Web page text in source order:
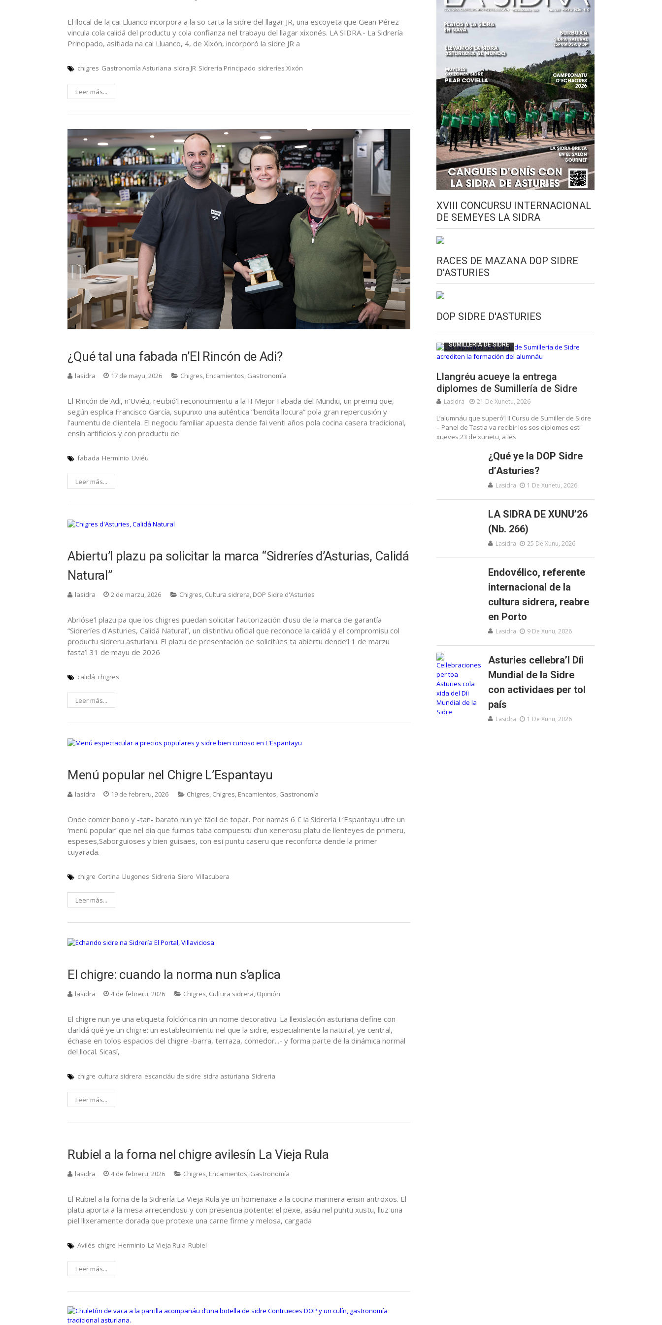
El llocal de la cai Lluanco incorpora a la so carta la sidre del llagar JR, una escoyeta que Gean Pérez
vincula cola calidá del productu y cola confianza nel trabayu del llagar xixonés. LA SIDRA.- La Sidrería
Principado, asitiada na cai Lluanco, 4, de Xixón, incorporó la sidre JR a
chigres Gastronomía Asturiana sidra JR Sidrería Principado sidreríes Xixón
Leer más...
¿Qué tal una fabada n’El Rincón de Adi?
lasidra 17 de mayu, 2026 Chigres, Encamientos, Gastronomía
El Rincón de Adi, n’Uviéu, recibió’l reconocimientu a la II Mejor Fabada del Mundiu, un premiu que,
según esplica Francisco García, supunxo una auténtica “bendita llocura” pola gran repercusión y
l’aumentu de clientela. El negociu familiar apuesta dende fai venti años pola cocina casera tradicional,
ensin artificios y con productu de
fabada Herminio Uviéu
Leer más...
Abiertu’l plazu pa solicitar la marca “Sidreríes d’Asturias, Calidá
Natural”
lasidra 2 de marzu, 2026 Chigres, Cultura sidrera, DOP Sidre d'Asturies
Abrióse’l plazu pa que los chigres puedan solicitar l’autorización d’usu de la marca de garantía
“Sidreríes d'Asturies, Calidá Natural”, un distintivu oficial que reconoce la calidá y el compromisu col
productu sidreru asturianu. El plazu de presentación de solicitúes ta abiertu dende’l 1 de marzu
fasta’l 31 de mayu de 2026
calidá chigres
Leer más...
Menú popular nel Chigre L’Espantayu
lasidra 19 de febreru, 2026 Chigres, Chigres, Encamientos, Gastronomía
Onde comer bono y -tan- barato nun ye fácil de topar. Por namás 6 € la Sidrería L’Espantayu ufre un
‘menú popular’ que nel día que fuimos taba compuestu d’un xenerosu platu de llenteyes de primeru,
espeses,Saborguioses y bien guisaes, con esi puntu caseru que reconforta dende la primer
cuyarada.
chigre Cortina Llugones Sidreria Siero Villacubera
Leer más...
El chigre: cuando la norma nun s’aplica
lasidra 4 de febreru, 2026 Chigres, Cultura sidrera, Opinión
El chigre nun ye una etiqueta folclórica nin un nome decorativu. La llexislación asturiana define con
claridá qué ye un chigre: un establecimientu nel que la sidre, especialmente la natural, ye central,
échase en tolos espacios del chigre -barra, terraza, comedor...- y forma parte de la dinámica normal
del llocal. Sicasí,
chigre cultura sidrera escanciáu de sidre sidra asturiana Sidreria
Leer más...
Rubiel a la forna nel chigre avilesín La Vieja Rula
lasidra 4 de febreru, 2026 Chigres, Encamientos, Gastronomía
El Rubiel a la forna de la Sidrería La Vieja Rula ye un homenaxe a la cocina marinera ensin antroxos. El
platu aporta a la mesa arrecendosu y con presencia potente: el pexe, asáu nel puntu xustu, lluz una
piel llixeramente dorada que protexe una carne firme y melosa, cargada
Avilés chigre Herminio La Vieja Rula Rubiel
Leer más...
XVIII CONCURSU INTERNACIONAL
DE SEMEYES LA SIDRA
RACES DE MAZANA DOP SIDRE
D'ASTURIES
DOP SIDRE D'ASTURIES
ESCUELA DE SUMILLERÍA DE LA SIDRE
SUMILLERÍA DE SIDRE
Llangréu acueye la entrega
diplomes de Sumillería de Sidre
Lasidra 21 De Xunetu, 2026
L’alumnáu que superó’l II Cursu de Sumiller de Sidre
– Panel de Tastia va recibir los sos diplomes esti
xueves 23 de xunetu, a les
¿Qué ye la DOP Sidre
d’Asturies?
Lasidra 1 De Xunetu, 2026
LA SIDRA DE XUNU’26
(Nb. 266)
Lasidra 25 De Xunu, 2026
Endovélico, referente
internacional de la
cultura sidrera, reabre
en Porto
Lasidra 9 De Xunu, 2026
Asturies cellebra’l Díi
Mundial de la Sidre
con actividaes per tol
país
Lasidra 1 De Xunu, 2026